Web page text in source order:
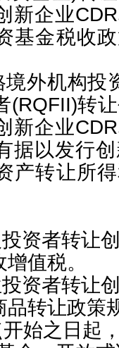
新企业
基金税收
机构投
(RQFII)转
新企业
据以发行
产转让所
者转让创
值税。
者转让创
品转让政策
之日起，